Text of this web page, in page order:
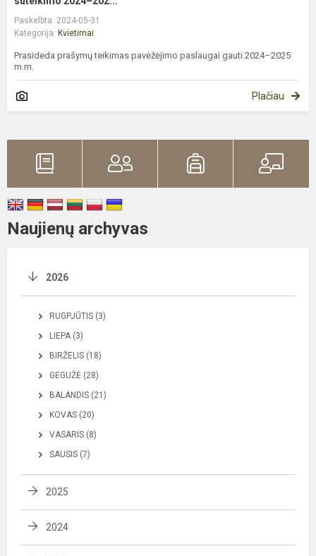
Paskelbta: 2024-05-31
Kategorija: Kvietimai
Prasideda prašymų teikimas pavėžėjimo paslaugai gauti 2024–2025
m.m.
Plačiau
Naujienų archyvas
2026
RUGPJŪTIS (3)
LIEPA (3)
BIRŽELIS (18)
GEGUŽĖ (28)
BALANDIS (21)
KOVAS (20)
VASARIS (8)
SAUSIS (7)
2025
2024